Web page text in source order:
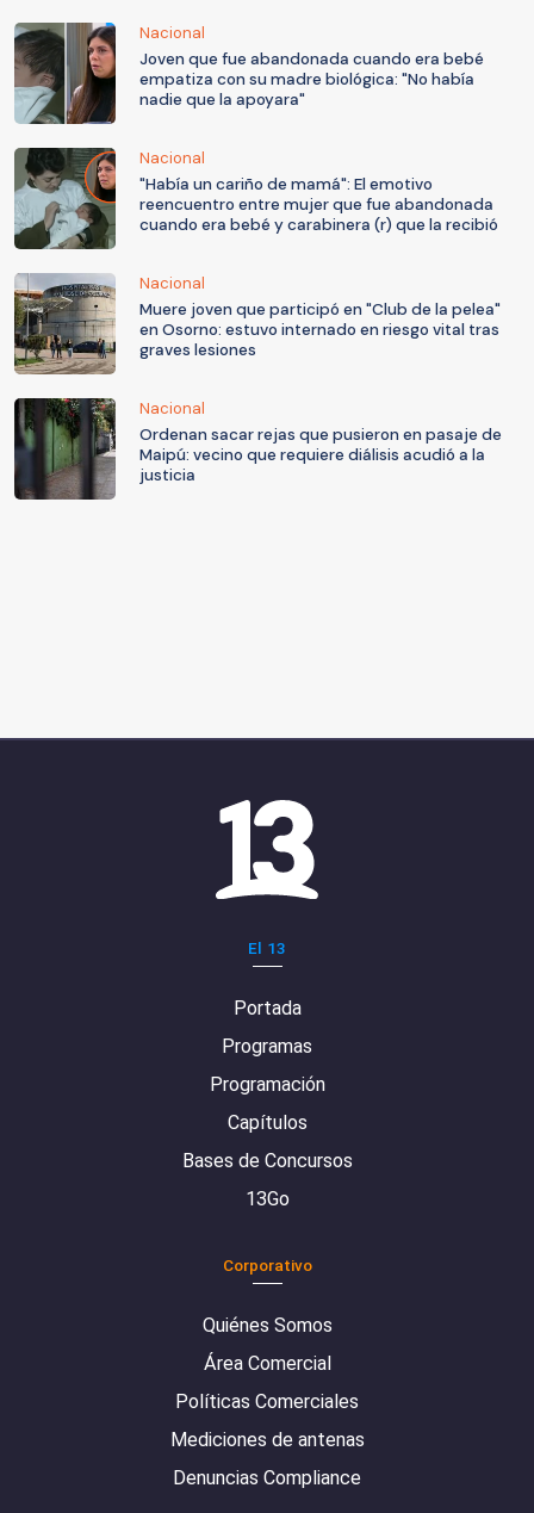
Nacional
Joven que fue abandonada cuando era bebé
empatiza con su madre biológica: "No había
nadie que la apoyara"
Nacional
"Había un cariño de mamá": El emotivo
reencuentro entre mujer que fue abandonada
cuando era bebé y carabinera (r) que la recibió
Nacional
Muere joven que participó en "Club de la pelea"
en Osorno: estuvo internado en riesgo vital tras
graves lesiones
Nacional
Ordenan sacar rejas que pusieron en pasaje de
Maipú: vecino que requiere diálisis acudió a la
justicia
El 13
Portada
Programas
Programación
Capítulos
Bases de Concursos
13Go
Corporativo
Quiénes Somos
Área Comercial
Políticas Comerciales
Mediciones de antenas
Denuncias Compliance